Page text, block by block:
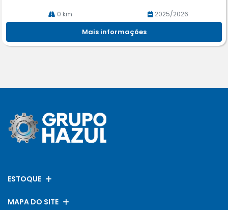
0 km 2025/2026
Mais informações
ESTOQUE
MAPA DO SITE